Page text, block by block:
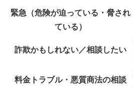
緊急（危険が迫っている・脅され
ている）
詐欺かもしれない／相談したい
料金トラブル・悪質商法の相談